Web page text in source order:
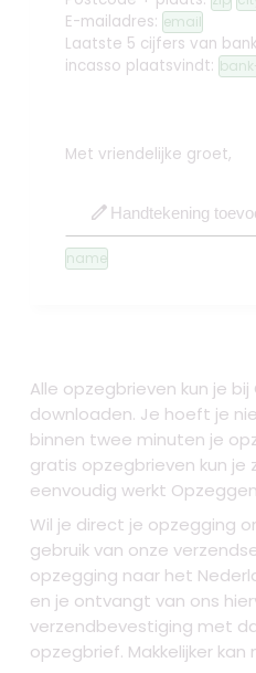
E-mailadres: email
Laatste 5 cijfers van
incasso plaatsvindt:
Met vriendelijke groet,
edit Handtekening
name
Alle opzegbrieven kun je
downloaden. Je hoeft je
binnen twee minuten je
gratis opzegbrieven kun je
eenvoudig werkt
Wil je direct je opzegging
gebruik van onze
opzegging naar het
en je ontvangt van ons
verzendbevestiging met
opzegbrief. Makkelijker kan